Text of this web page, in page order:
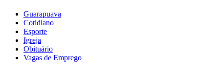
Guarapuava
Cotidiano
Esporte
Igreja
Obituário
Vagas de Emprego